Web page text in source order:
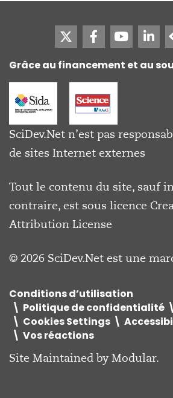
Grâce au financement et au
SciDev.Net n’est pas
de sites Internet externes
Tout le contenu du site, sauf
contraire, est sous licence
Attribution License
© 2026 SciDev.Net est une
Conditions d’utilisation
Politique de confidentialité
Cookies Settings
Vos réactions
Site Maintained byModular.